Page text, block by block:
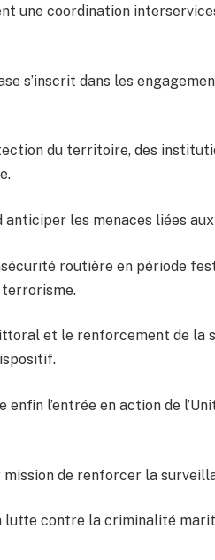
une coordination
s’inscrit dans les
du territoire, des
anticiper les menaces liées
routière en période
terrorisme.
et le renforcement de la
enfin l’entrée en action de
de renforcer la
lutte contre la criminalité